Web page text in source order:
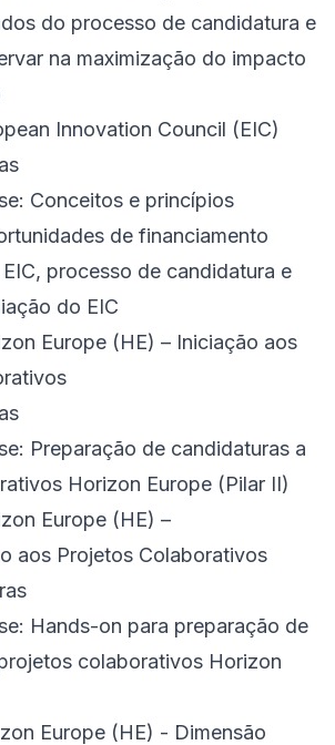
do processo de candidatura e
na maximização do impacto
Innovation Council (EIC)
Conceitos e princípios
de financiamento
processo de candidatura e
do EIC
Europe (HE) – Iniciação aos
Preparação de candidaturas a
Horizon Europe (Pilar II)
Europe (HE) –
aos Projetos Colaborativos
Hands-on para preparação de
colaborativos Horizon
Europe (HE) - Dimensão